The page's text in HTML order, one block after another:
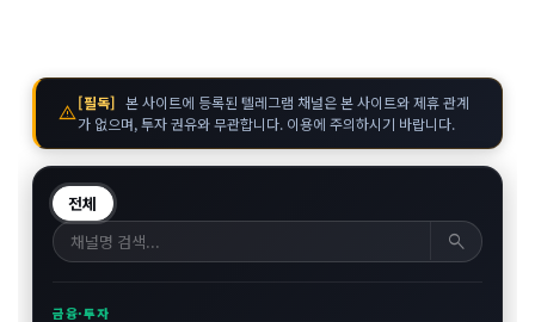
warning[필독] 본 사이트에 등록된 텔레그램 채널은 본 사이트와 제휴 관계
가 없으며, 투자 권유와 무관합니다. 이용에 주의하시기 바랍니다.
전체
search
금융·투자